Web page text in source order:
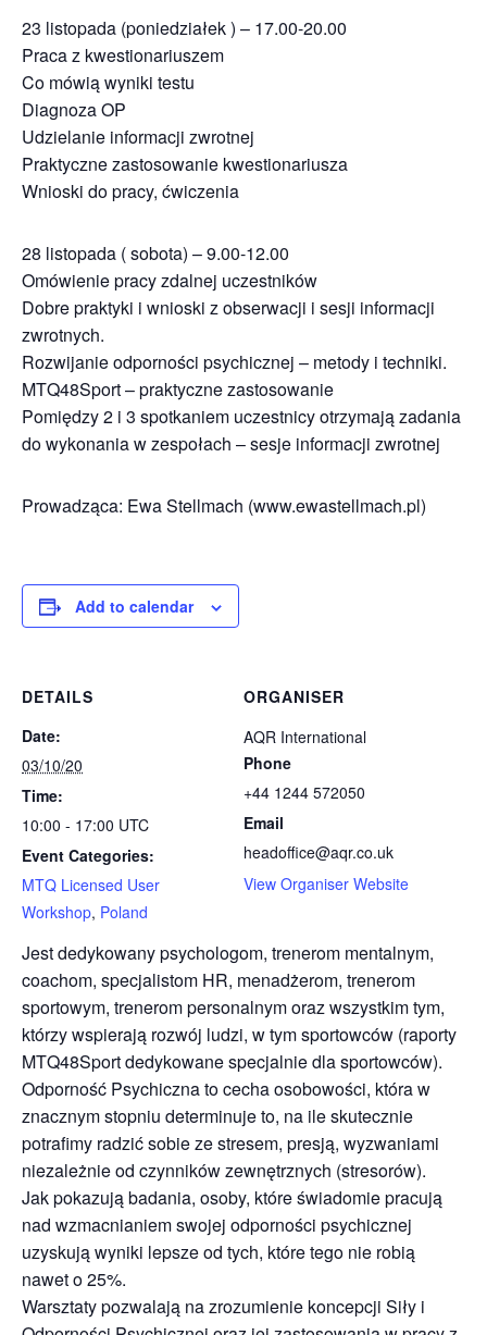
23 listopada (poniedziałek ) – 17.00-20.00
Praca z kwestionariuszem
Co mówią wyniki testu
Diagnoza OP
Udzielanie informacji zwrotnej
Praktyczne zastosowanie kwestionariusza
Wnioski do pracy, ćwiczenia
28 listopada ( sobota) – 9.00-12.00
Omówienie pracy zdalnej uczestników
Dobre praktyki i wnioski z obserwacji i sesji informacji
zwrotnych.
Rozwijanie odporności psychicznej – metody i techniki.
MTQ48Sport – praktyczne zastosowanie
Pomiędzy 2 i 3 spotkaniem uczestnicy otrzymają zadania
do wykonania w zespołach – sesje informacji zwrotnej
Prowadząca: Ewa Stellmach (www.ewastellmach.pl)
Add to calendar
DETAILS
Date:
03/10/20
Time:
10:00 - 17:00 UTC
Event Categories:
MTQ Licensed User
Workshop, Poland
ORGANISER
AQR International
Phone
+44 1244 572050
Email
headoffice@aqr.co.uk
View Organiser Website
Jest dedykowany psychologom, trenerom mentalnym,
coachom, specjalistom HR, menadżerom, trenerom
sportowym, trenerom personalnym oraz wszystkim tym,
którzy wspierają rozwój ludzi, w tym sportowców (raporty
MTQ48Sport dedykowane specjalnie dla sportowców).
Odporność Psychiczna to cecha osobowości, która w
znacznym stopniu determinuje to, na ile skutecznie
potrafimy radzić sobie ze stresem, presją, wyzwaniami
niezależnie od czynników zewnętrznych (stresorów).
Jak pokazują badania, osoby, które świadomie pracują
nad wzmacnianiem swojej odporności psychicznej
uzyskują wyniki lepsze od tych, które tego nie robią
nawet o 25%.
Warsztaty pozwalają na zrozumienie koncepcji Siły i